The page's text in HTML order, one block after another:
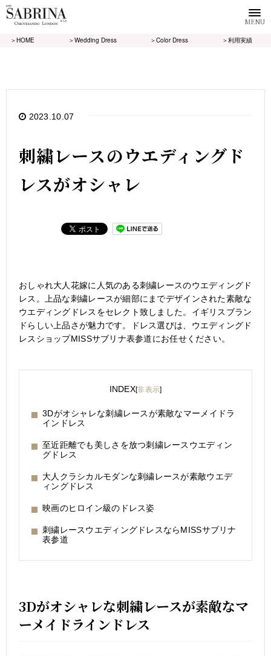
MENU
＞HOME ＞Wedding Dress ＞Color Dress ＞利用実績
2023.10.07
刺繍レースのウエディングド
レスがオシャレ
おしゃれ大人花嫁に人気のある刺繍レースのウエディングド
レス。上品な刺繍レースが細部にまでデザインされた素敵な
ウエディングドレスをセレクト致しました。イギリスブラン
ドらしい上品さが魅力です。ドレス選びは、ウエディングド
レスショップMISSサブリナ表参道にお任せください。
INDEX[非表示]
3Dがオシャレな刺繍レースが素敵なマーメイドラ
インドレス
至近距離でも美しさを放つ刺繍レースウエディン
グドレス
大人クラシカルモダンな刺繍レースが素敵ウエデ
ィングドレス
映画のヒロイン級のドレス姿
刺繍レースウエディングドレスならMISSサブリナ
表参道
3Dがオシャレな刺繍レースが素敵なマ
ーメイドラインドレス